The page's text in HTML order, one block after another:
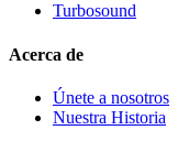
Turbosound
Acerca de
Únete a nosotros
Nuestra Historia